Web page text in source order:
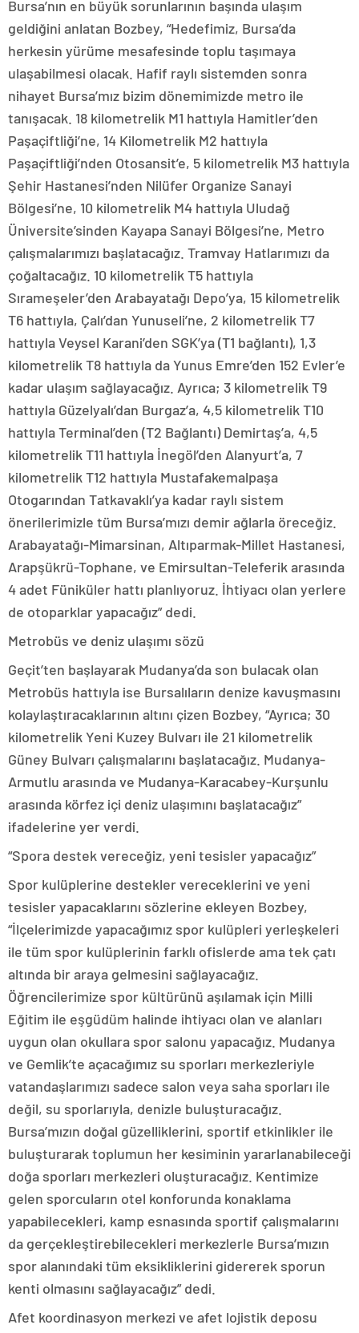
Bursa’nın en büyük sorunlarının başında ulaşım
geldiğini anlatan Bozbey, “Hedefimiz, Bursa’da
herkesin yürüme mesafesinde toplu taşımaya
ulaşabilmesi olacak. Hafif raylı sistemden sonra
nihayet Bursa’mız bizim dönemimizde metro ile
tanışacak. 18 kilometrelik M1 hattıyla Hamitler’den
Paşaçiftliği’ne, 14 Kilometrelik M2 hattıyla
Paşaçiftliği’nden Otosansit’e, 5 kilometrelik M3 hattıyla
Şehir Hastanesi’nden Nilüfer Organize Sanayi
Bölgesi’ne, 10 kilometrelik M4 hattıyla Uludağ
Üniversite’sinden Kayapa Sanayi Bölgesi’ne, Metro
çalışmalarımızı başlatacağız. Tramvay Hatlarımızı da
çoğaltacağız. 10 kilometrelik T5 hattıyla
Sırameşeler’den Arabayatağı Depo’ya, 15 kilometrelik
T6 hattıyla, Çalı’dan Yunuseli’ne, 2 kilometrelik T7
hattıyla Veysel Karani’den SGK’ya (T1 bağlantı), 1,3
kilometrelik T8 hattıyla da Yunus Emre’den 152 Evler’e
kadar ulaşım sağlayacağız. Ayrıca; 3 kilometrelik T9
hattıyla Güzelyalı’dan Burgaz’a, 4,5 kilometrelik T10
hattıyla Terminal’den (T2 Bağlantı) Demirtaş’a, 4,5
kilometrelik T11 hattıyla İnegöl’den Alanyurt’a, 7
kilometrelik T12 hattıyla Mustafakemalpaşa
Otogarından Tatkavaklı’ya kadar raylı sistem
önerilerimizle tüm Bursa’mızı demir ağlarla öreceğiz.
Arabayatağı-Mimarsinan, Altıparmak-Millet Hastanesi,
Arapşükrü-Tophane, ve Emirsultan-Teleferik arasında
4 adet Füniküler hattı planlıyoruz. İhtiyacı olan yerlere
de otoparklar yapacağız” dedi.
Metrobüs ve deniz ulaşımı sözü
Geçit’ten başlayarak Mudanya’da son bulacak olan
Metrobüs hattıyla ise Bursalıların denize kavuşmasını
kolaylaştıracaklarının altını çizen Bozbey, “Ayrıca; 30
kilometrelik Yeni Kuzey Bulvarı ile 21 kilometrelik
Güney Bulvarı çalışmalarını başlatacağız. Mudanya-
Armutlu arasında ve Mudanya-Karacabey-Kurşunlu
arasında körfez içi deniz ulaşımını başlatacağız”
ifadelerine yer verdi.
“Spora destek vereceğiz, yeni tesisler yapacağız”
Spor kulüplerine destekler vereceklerini ve yeni
tesisler yapacaklarını sözlerine ekleyen Bozbey,
“İlçelerimizde yapacağımız spor kulüpleri yerleşkeleri
ile tüm spor kulüplerinin farklı ofislerde ama tek çatı
altında bir araya gelmesini sağlayacağız.
Öğrencilerimize spor kültürünü aşılamak için Milli
Eğitim ile eşgüdüm halinde ihtiyacı olan ve alanları
uygun olan okullara spor salonu yapacağız. Mudanya
ve Gemlik’te açacağımız su sporları merkezleriyle
vatandaşlarımızı sadece salon veya saha sporları ile
değil, su sporlarıyla, denizle buluşturacağız.
Bursa’mızın doğal güzelliklerini, sportif etkinlikler ile
buluşturarak toplumun her kesiminin yararlanabileceği
doğa sporları merkezleri oluşturacağız. Kentimize
gelen sporcuların otel konforunda konaklama
yapabilecekleri, kamp esnasında sportif çalışmalarını
da gerçekleştirebilecekleri merkezlerle Bursa’mızın
spor alanındaki tüm eksikliklerini gidererek sporun
kenti olmasını sağlayacağız” dedi.
Afet koordinasyon merkezi ve afet lojistik deposu